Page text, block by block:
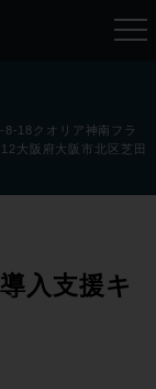
18クオリア神南フラ
大阪府大阪市北区芝田
入支援キ